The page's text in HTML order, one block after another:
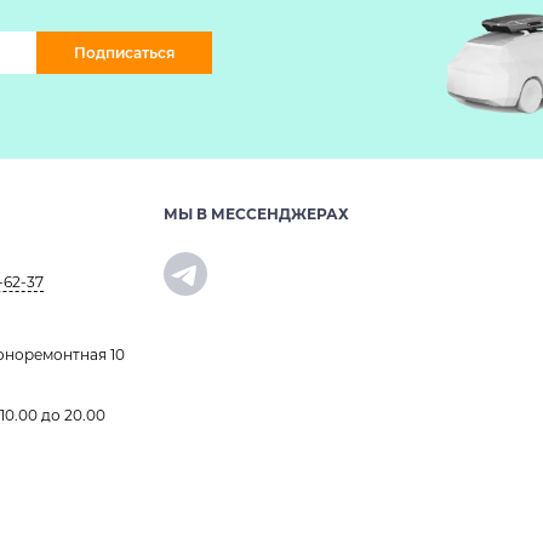
Подписаться
37
10
до 20.00
МЫ В МЕССЕНДЖЕРАХ